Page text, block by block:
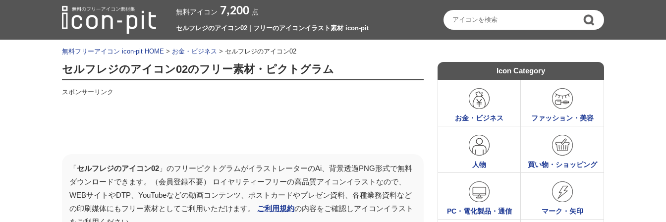
無料アイコン 7,200 点
セルフレジのアイコン02 | フリーのアイコンイラスト素材 icon-pit
無料フリーアイコン icon-pit HOME > お金・ビジネス > セルフレジのアイコン02
セルフレジのアイコン02のフリー素材・ピクトグラム
スポンサーリンク
「セルフレジのアイコン02 」のフリーピクトグラムがイラストレーターのAi、背景透過PNG形式で無料
ダウンロードできます。（会員登録不要） ロイヤリティーフリーの高品質アイコンイラストなので、
WEBサイトやDTP、YouTubeなどの動画コンテンツ、ポストカードやプレゼン資料、各種業務資料など
の印刷媒体にもフリー素材としてご利用いただけます。 ご利用規約の内容をご確認しアイコンイラスト
Icon Category
お金・ビジネス ファッション・美容
人物 買い物・ショッピング
PC・電化製品・通信 マーク・矢印